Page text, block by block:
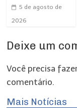
5 de agosto de
2026
Deixe um
Você precisa
comentário.
Mais Notícias